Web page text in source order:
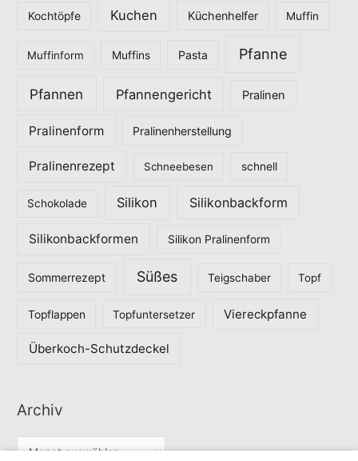
Kochtöpfe Kuchen Küchenhelfer Muffin
Muffinform Muffins Pasta Pfanne
Pfannen Pfannengericht Pralinen
Pralinenform Pralinenherstellung
Pralinenrezept Schneebesen schnell
Schokolade Silikon Silikonbackform
Silikonbackformen Silikon Pralinenform
Sommerrezept Süßes Teigschaber Topf
Topflappen Topfuntersetzer Viereckpfanne
Überkoch-Schutzdeckel
Archiv